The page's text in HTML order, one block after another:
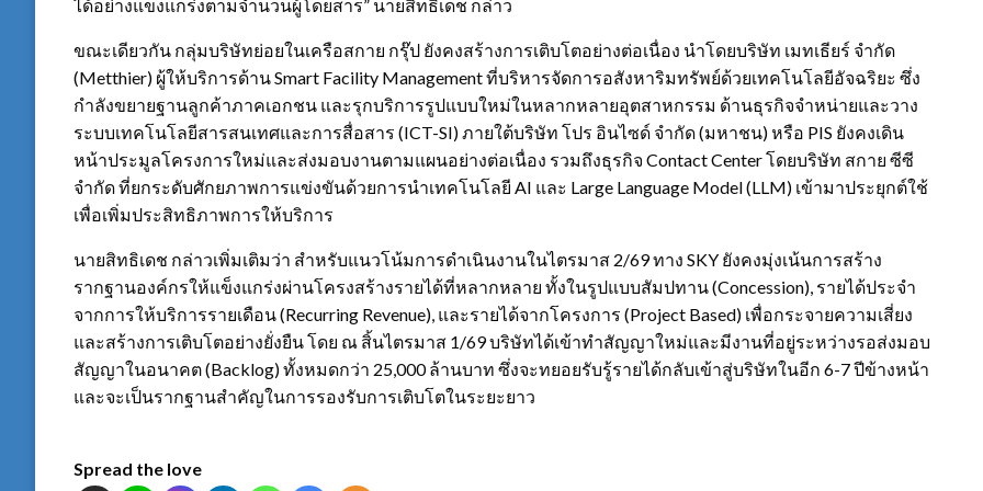
ได้อย่างแข็งแกร่งตามจำนวนผู้โดยสาร” นายสิทธิเดช กล่าว
ขณะเดียวกัน กลุ่มบริษัทย่อยในเครือสกาย กรุ๊ป ยังคงสร้างการเติบโตอย่างต่อเนื่อง นำโดยบริษัท เมทเธียร์ จำกัด
(Metthier) ผู้ให้บริการด้าน Smart Facility Management ที่บริหารจัดการอสังหาริมทรัพย์ด้วยเทคโนโลยีอัจฉริยะ ซึ่ง
กำลังขยายฐานลูกค้าภาคเอกชน และรุกบริการรูปแบบใหม่ในหลากหลายอุตสาหกรรม ด้านธุรกิจจำหน่ายและวาง
ระบบเทคโนโลยีสารสนเทศและการสื่อสาร (ICT-SI) ภายใต้บริษัท โปร อินไซด์ จำกัด (มหาชน) หรือ PIS ยังคงเดิน
หน้าประมูลโครงการใหม่และส่งมอบงานตามแผนอย่างต่อเนื่อง รวมถึงธุรกิจ Contact Center โดยบริษัท สกาย ซีซี
จำกัด ที่ยกระดับศักยภาพการแข่งขันด้วยการนำเทคโนโลยี AI และ Large Language Model (LLM) เข้ามาประยุกต์ใช้
เพื่อเพิ่มประสิทธิภาพการให้บริการ
นายสิทธิเดช กล่าวเพิ่มเติมว่า สำหรับแนวโน้มการดำเนินงานในไตรมาส 2/69 ทาง SKY ยังคงมุ่งเน้นการสร้าง
รากฐานองค์กรให้แข็งแกร่งผ่านโครงสร้างรายได้ที่หลากหลาย ทั้งในรูปแบบสัมปทาน (Concession), รายได้ประจำ
จากการให้บริการรายเดือน (Recurring Revenue), และรายได้จากโครงการ (Project Based) เพื่อกระจายความเสี่ยง
และสร้างการเติบโตอย่างยั่งยืน โดย ณ สิ้นไตรมาส 1/69 บริษัทได้เข้าทำสัญญาใหม่และมีงานที่อยู่ระหว่างรอส่งมอบ
สัญญาในอนาคต (Backlog) ทั้งหมดกว่า 25,000 ล้านบาท ซึ่งจะทยอยรับรู้รายได้กลับเข้าสู่บริษัทในอีก 6-7 ปีข้างหน้า
และจะเป็นรากฐานสำคัญในการรองรับการเติบโตในระยะยาว
Spread the love